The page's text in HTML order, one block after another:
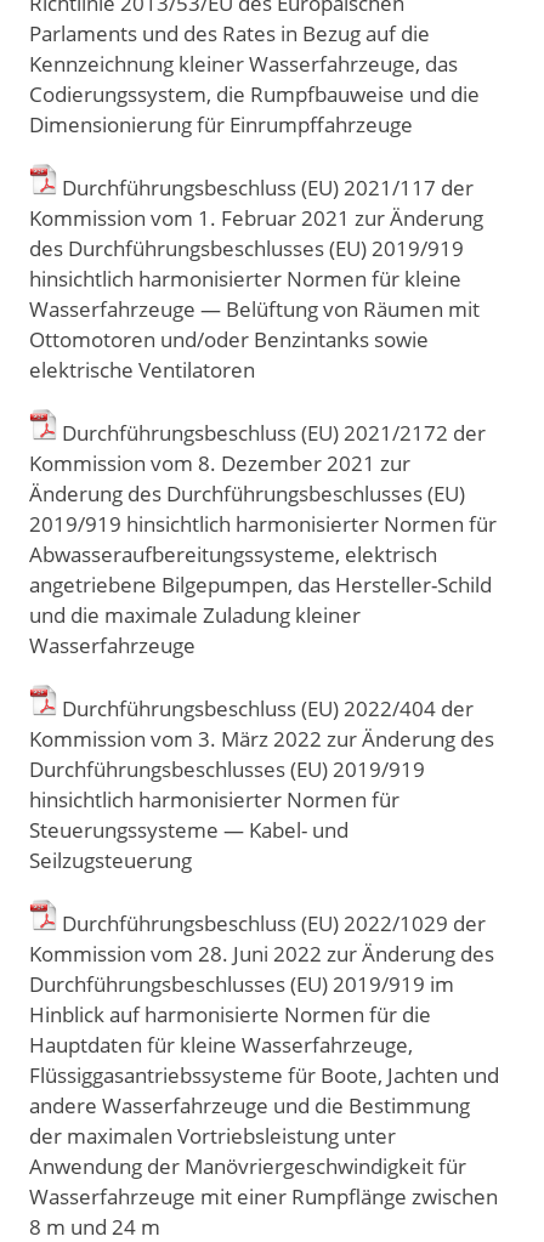
Parlaments und des Rates in Bezug auf die
Kennzeichnung kleiner Wasserfahrzeuge, das
Codierungssystem, die Rumpfbauweise und die
Dimensionierung für Einrumpffahrzeuge
Durchführungsbeschluss (EU) 2021/117 der
Kommission vom 1. Februar 2021 zur Änderung
des Durchführungsbeschlusses (EU) 2019/919
hinsichtlich harmonisierter Normen für kleine
Wasserfahrzeuge — Belüftung von Räumen mit
Ottomotoren und/oder Benzintanks sowie
elektrische Ventilatoren
Durchführungsbeschluss (EU) 2021/2172 der
Kommission vom 8. Dezember 2021 zur
Änderung des Durchführungsbeschlusses (EU)
2019/919 hinsichtlich harmonisierter Normen für
Abwasseraufbereitungssysteme, elektrisch
angetriebene Bilgepumpen, das Hersteller-Schild
und die maximale Zuladung kleiner
Wasserfahrzeuge
Durchführungsbeschluss (EU) 2022/404 der
Kommission vom 3. März 2022 zur Änderung des
Durchführungsbeschlusses (EU) 2019/919
hinsichtlich harmonisierter Normen für
Steuerungssysteme — Kabel- und
Seilzugsteuerung
Durchführungsbeschluss (EU) 2022/1029 der
Kommission vom 28. Juni 2022 zur Änderung des
Durchführungsbeschlusses (EU) 2019/919 im
Hinblick auf harmonisierte Normen für die
Hauptdaten für kleine Wasserfahrzeuge,
Flüssiggasantriebssysteme für Boote, Jachten und
andere Wasserfahrzeuge und die Bestimmung
der maximalen Vortriebsleistung unter
Anwendung der Manövriergeschwindigkeit für
Wasserfahrzeuge mit einer Rumpflänge zwischen
8 m und 24 m